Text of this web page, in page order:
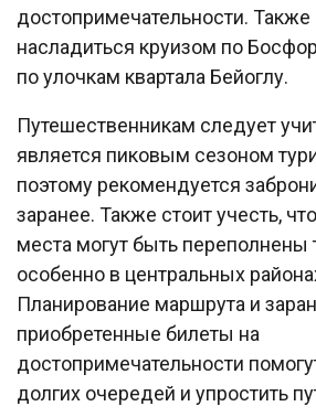
достопримечательности.
насладиться круизом по
по улочкам квартала Бейоглу.
Путешественникам следует
является пиковым сезоном
поэтому рекомендуется
заранее. Также стоит учесть,
места могут быть переполнены
особенно в центральных
Планирование маршрута и
приобретенные билеты на
достопримечательности
долгих очередей и упростить